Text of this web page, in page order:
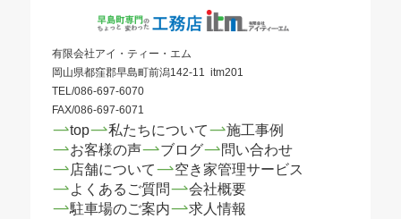
有限会社アイ・ティー・エム
岡山県都窪郡早島町前潟142-11 itm201
TEL/086-697-6070
FAX/086-697-6071
top 私たちについて
施工事例
お客様の声
ブログ
問い合わせ
店舗について
空き家管理サービス
よくあるご質問
会社概要
駐車場のご案内
求人情報